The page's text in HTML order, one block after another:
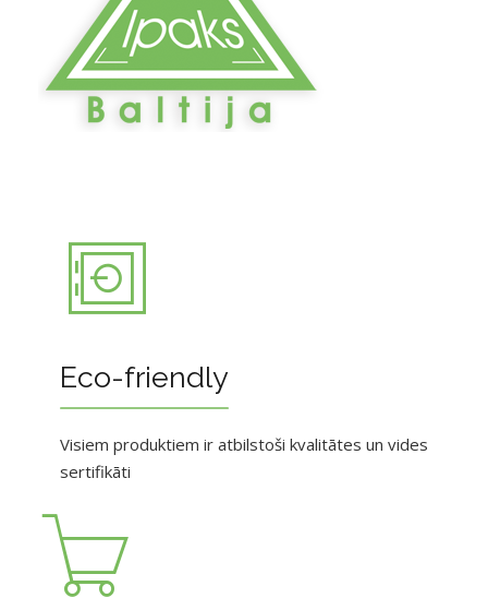
Eco-friendly
Visiem produktiem ir atbilstoši kvalitātes un vides
sertifikāti